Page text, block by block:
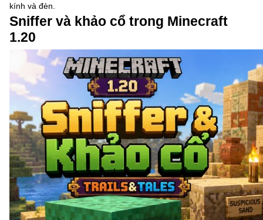
kính và đèn.
Sniffer và khảo cổ trong Minecraft
1.20